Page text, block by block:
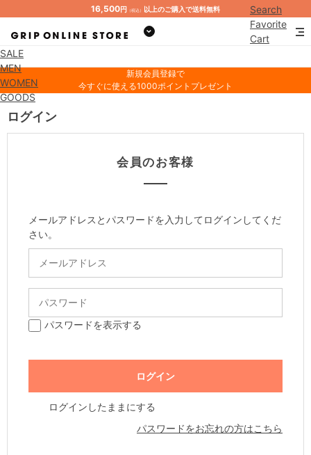
16,500円 （税込） 以上のご購入で送料無料
Search
Favorite
Cart
SALE
MEN
WOMEN
GOODS
新規会員登録で
今すぐに使える1000ポイントプレゼント
ログイン
会員のお客様
メールアドレスとパスワードを入力してログインしてくだ
さい。
パスワードを表示する
ログインしたままにする
パスワードをお忘れの方はこちら